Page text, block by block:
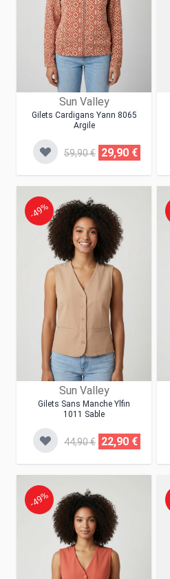
Sun Valley
Gilets Cardigans Yann 8065
Argile
59,90 € 29,90 €
Sun Valley
Gilets Sans Manche Ylfin
1011 Sable
-49%
44,90 € 22,90 €
-49%